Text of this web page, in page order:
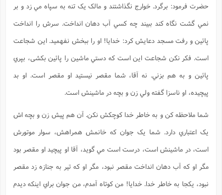
حضرت فرمود: برگرد. خوارج نگذاشتند و مالک يک تنه به سپاه مي زد و بر
نمي گشت نگاه کند ببيند چه کسي آب دهان انداخت. سرش را انداخت
پائين و رفت مسجد دعايش کرد: خدايا! او را ببخش نفهميد. اين شجاعت
است. فکر نکن شجاعت اين است که دستي ماشين را پائين بکشی، بپري
پائين و به هم بزني. نه آقا، شما مقصر نيستيد او مقصر است. او بد
پيچيده، او ناسزا گفته ولي زن و بچه در ماشينش است.
شما ملاحظه کن و به خاطر خدا کوچکش نکن. آن هم پيش زن و بچه اش
يک اعتباري دارد. شما يک جوان که خانمش همراهش، سوار موتورش
است، در ماشينش است، درست است مي گويد، آقا او پيچيد او مقصر بود
مگر او که آب دهان انداخت مقصر نبود، مگر او که تير به جنازه زد مقصر
نبود، يکجا به خاطر خدا. خدايا! من کوتاه آمدم، من جوان براي اينکه ديدم